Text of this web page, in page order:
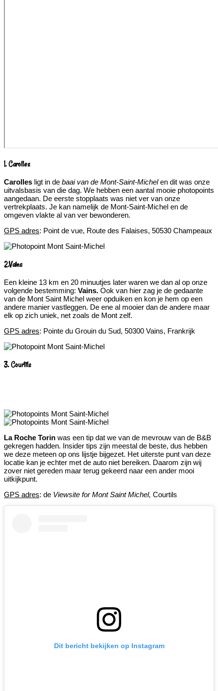
1. Carolles
Carolles ligt in de baai van de Mont-Saint-Michelen dit was onze
uitvalsbasis van die dag. We hebben een aantal mooie photopoints
aangedaan. De eerste stopplaats was niet ver van onze
vertrekplaats. Je kan namelijk de Mont-Saint-Michel en de
omgeven vlakte al van ver bewonderen.
GPS adres: Point de vue, Route des Falaises, 50530 Champeaux
2.Vains
Een kleine 13 km en 20 minuutjes later waren we dan al op onze
volgende bestemming: Vains. Ook van hier zag je de gedaante
van de Mont Saint Michel weer opduiken en kon je hem op een
andere manier vastleggen. De ene al mooier dan de andere maar
elk op zich uniek, net zoals de Mont zelf.
GPS adres: Pointe du Grouin du Sud, 50300 Vains, Frankrijk
3. Courtils
La Roche Torin was een tip dat we van de mevrouw van de B&B
gekregen hadden. Insider tips zijn meestal de beste, dus hebben
we deze meteen op ons lijstje bijgezet. Het uiterste punt van deze
locatie kan je echter met de auto niet bereiken. Daarom zijn wij
zover niet gereden maar terug gekeerd naar een ander mooi
uitkijkpunt.
GPS adres: de Viewsite for Mont Saint Michel, Courtils
Dit bericht bekijken op Instagram